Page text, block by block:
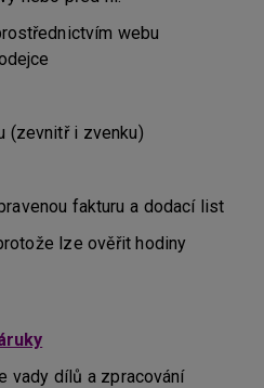
webu
(zevnitř i zvenku)
fakturu a dodací list
lze ověřit hodiny
vady dílů a zpracování